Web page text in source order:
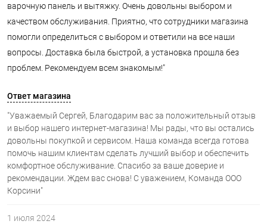
варочную панель и вытяжку. Очень довольны выбором и
качеством обслуживания. Приятно, что сотрудники магазина
помогли определиться с выбором и ответили на все наши
вопросы. Доставка была быстрой, а установка прошла без
проблем. Рекомендуем всем знакомым!"
Ответ магазина
"Уважаемый Сергей, Благодарим вас за положительный отзыв
и выбор нашего интернет-магазина! Мы рады, что вы остались
довольны покупкой и сервисом. Наша команда всегда готова
помочь нашим клиентам сделать лучший выбор и обеспечить
комфортное обслуживание. Спасибо за ваше доверие и
рекомендации. Ждем вас снова! С уважением, Команда ООО
Корсини"
1 июля 2024